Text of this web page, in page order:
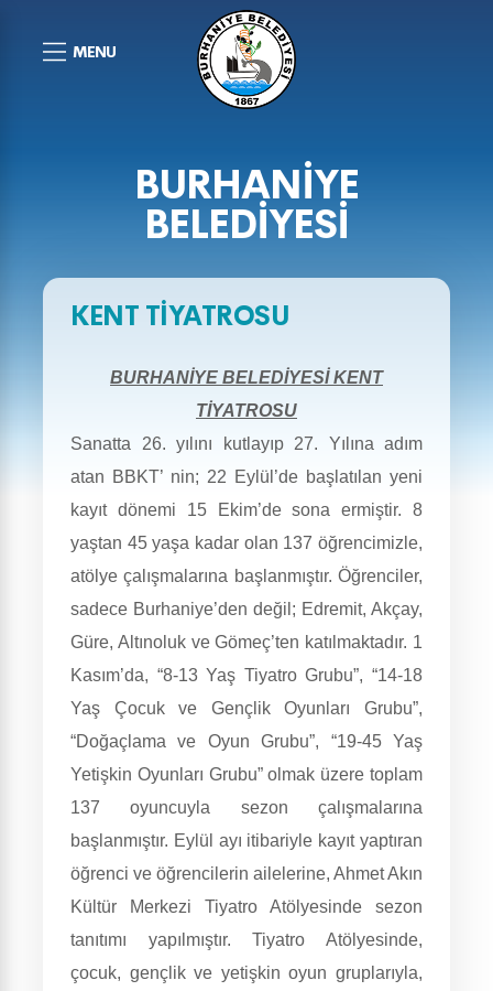
MENU
BURHANIYE
BELEDİYESİ
KENT TİYATROSU
BURHANİYE BELEDİYESİ KENT
TİYATROSU
Sanatta 26. yılını kutlayıp 27. Yılına adım
atan BBKT’ nin; 22 Eylül’de başlatılan yeni
kayıt dönemi 15 Ekim’de sona ermiştir. 8
yaştan 45 yaşa kadar olan 137 öğrencimizle,
atölye çalışmalarına başlanmıştır. Öğrenciler,
sadece Burhaniye’den değil; Edremit, Akçay,
Güre, Altınoluk ve Gömeç’ten katılmaktadır. 1
Kasım’da, “8-13 Yaş Tiyatro Grubu”, “14-18
Yaş Çocuk ve Gençlik Oyunları Grubu”,
“Doğaçlama ve Oyun Grubu”, “19-45 Yaş
Yetişkin Oyunları Grubu” olmak üzere toplam
137 oyuncuyla sezon çalışmalarına
başlanmıştır. Eylül ayı itibariyle kayıt yaptıran
öğrenci ve öğrencilerin ailelerine, Ahmet Akın
Kültür Merkezi Tiyatro Atölyesinde sezon
tanıtımı yapılmıştır. Tiyatro Atölyesinde,
çocuk, gençlik ve yetişkin oyun gruplarıyla,